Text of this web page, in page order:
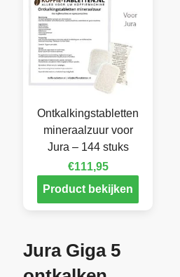
Ontkalkingstabletten
mineraalzuur voor
Jura – 144 stuks
€111,95
Product bekijken
Jura Giga 5